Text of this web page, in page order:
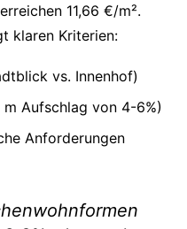
11,66 €/m².
klaren Kriterien:
vs. Innenhof)
Aufschlag von 4-6%)
Anforderungen